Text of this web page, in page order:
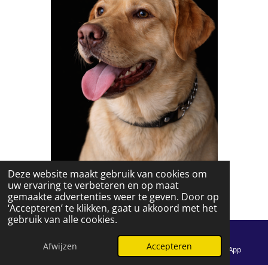
Deze website maakt gebruik van cookies om
uw ervaring te verbeteren en op maat
gemaakte advertenties weer te geven. Door op
‘Accepteren’ te klikken, gaat u akkoord met het
gebruik van alle cookies.
Afwijzen Accepteren
Beer (7 maanden)
E-mailadres Telefoonnummer WhatsApp